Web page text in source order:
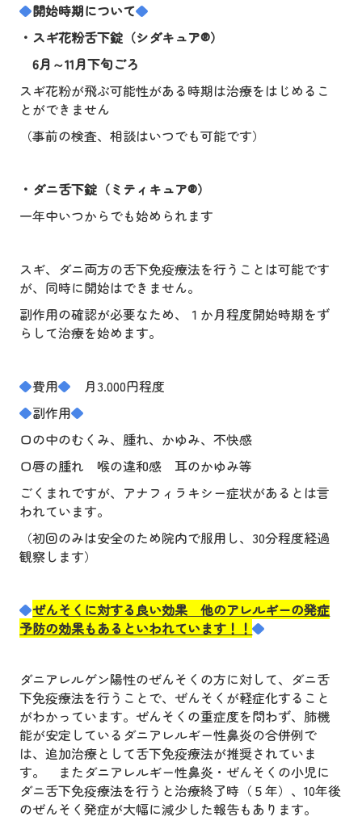
◆開始時期について◆
・スギ花粉舌下錠（シダキュア®）
6月～11月下旬ごろ
スギ花粉が飛ぶ可能性がある時期は治療をはじめるこ
とができません
（事前の検査、相談はいつでも可能です）
・ダニ舌下錠（ミティキュア®）
一年中いつからでも始められます
スギ、ダニ両方の舌下免疫療法を行うことは可能です
が、同時に開始はできません。
副作用の確認が必要なため、１か月程度開始時期をず
らして治療を始めます。
◆費用◆ 月3.000円程度
◆副作用◆
口の中のむくみ、腫れ、かゆみ、不快感
口唇の腫れ 喉の違和感 耳のかゆみ等
ごくまれですが、アナフィラキシー症状があるとは言
われています。
（初回のみは安全のため院内で服用し、 30分程度経過
観察します）
◆ぜんそくに対する良い効果 他のアレルギーの発症
予防の効果もあるといわれています！！◆
ダニアレルゲン陽性のぜんそくの方に対して、ダニ舌
下免疫療法を行うことで、ぜんそくが軽症化すること
がわかっています。ぜんそくの重症度を問わず、肺機
能が安定しているダニアレルギー性鼻炎の合併例で
は、追加治療として舌下免疫療法が推奨されていま
す。
またダニアレルギー性鼻炎・ぜんそくの小児に
ダニ舌下免疫療法を行うと治療終了時（５年）、10年後
のぜんそく発症が大幅に減少した報告もあります。